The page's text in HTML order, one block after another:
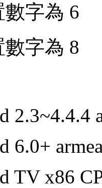
數字為 6
字為 8
2.3~4.4.4
6.0+
TV x86